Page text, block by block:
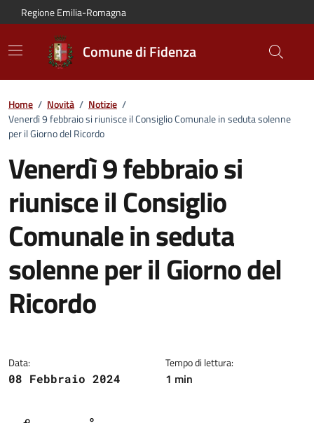
Vai al contenuto principale
Vai alla navigazione del sito
Vai al piede di pagina
Regione Emilia-Romagna
Comune di Fidenza
Home / Novità / Notizie /
Venerdì 9 febbraio si riunisce il Consiglio Comunale in seduta solenne
per il Giorno del Ricordo
Venerdì 9 febbraio si
riunisce il Consiglio
Comunale in seduta
solenne per il Giorno del
Ricordo
Data:
08 Febbraio 2024
Tempo di lettura:
1 min